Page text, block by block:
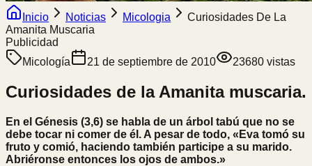
Inicio Noticias Micologia
Curiosidades De La
Amanita Muscaria
Publicidad
Micología
21 de septiembre de 2010 23680 vistas
Curiosidades de la Amanita muscaria.
En el Génesis (3,6) se habla de un árbol tabú que no se
debe tocar ni comer de él. A pesar de todo, «Eva tomó su
fruto y comió, haciendo también participe a su marido.
Abriéronse entonces los ojos de ambos.»